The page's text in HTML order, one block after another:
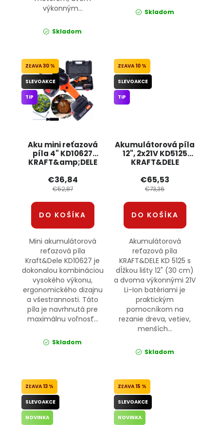
výkonným...
Skladom
Skladom
Aku mini reťazová
píla 4" KD10627
KRAFT&amp;DELE
30 %
SLEVOAKCE
TIP
€36,84
€52,87
DO KOŠÍKA
Mini akumulátorová
reťazová píla
Kraft&Dele KD10627 je
dokonalou kombináciou
vysokého výkonu,
ergonomického dizajnu
a všestrannosti. Táto
píla je navrhnutá pre
maximálnu voľnosť...
Skladom
Akumulátorová píla
12", 2x21V KD5125
KRAFT&DELE
10 %
SLEVOAKCE
TIP
€65,53
€73,36
DO KOŠÍKA
Akumulátorová
reťazová píla
KRAFT&DELE KD 5125 s
dĺžkou lišty 12" (30 cm)
a dvoma výkonnými 21V
Li-Ion batériami je
praktickým
pomocníkom na
rezanie dreva, vetiev,
menších...
Skladom
13 %
SLEVOAKCE
NOVINKA
15 %
SLEVOAKCE
NOVINKA